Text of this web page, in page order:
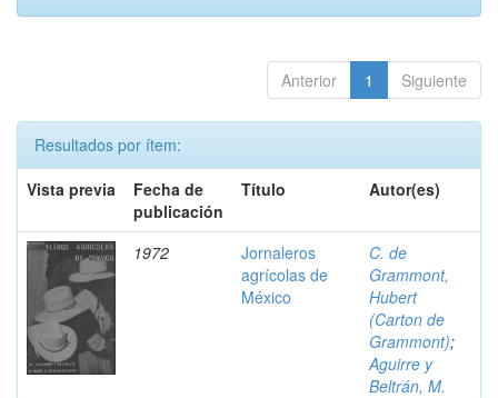
Anterior 1 Siguiente
Resultados por ítem:
Vista previa
Fecha de
publicación
Título Autor(es)
1972
Jornaleros
agrícolas de
México
C. de
Grammont,
Hubert
(Carton de
Grammont);
Aguirre y
Beltrán, M.